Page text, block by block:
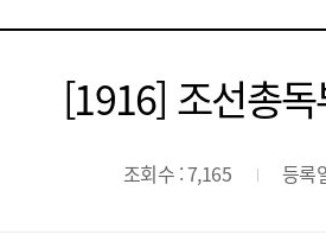
[1916] 조선총
조회수 : 7,165 등록